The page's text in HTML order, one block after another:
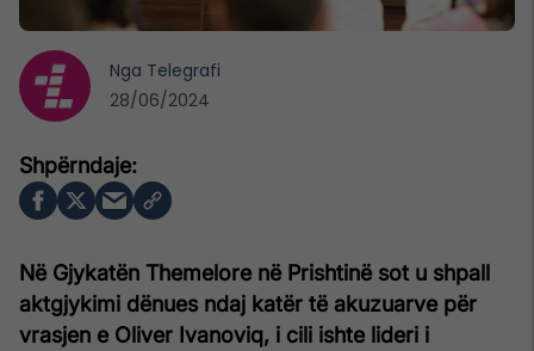
Në Gjykatën Themelore në Prishtinë sot u shpall
aktgjykimi dënues ndaj katër të akuzuarve për
vrasjen e Oliver Ivanoviq, i cili ishte lideri i
Nga Telegrafi
28/06/2024